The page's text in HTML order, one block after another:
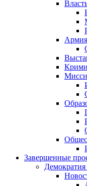
Завершенные
Демократия